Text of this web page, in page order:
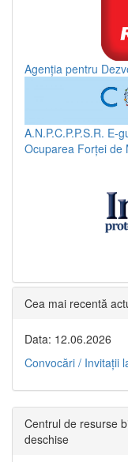
Agenția pentru
A.N.P.C.P.P.S.R. E-
Ocuparea Forței de
Cea mai recentă
Data: 12.06.2026
Convocări / Invitaţii
Centrul de resurse
deschise